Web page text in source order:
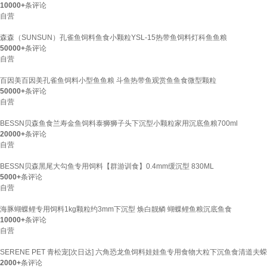
10000+条评论
自营
森森（SUNSUN）孔雀鱼饲料鱼食小颗粒YSL-15热带鱼饲料灯科鱼鱼粮
50000+条评论
自营
百因美百因美孔雀鱼饲料小型鱼鱼粮 斗鱼热带鱼观赏鱼鱼食微型颗粒
50000+条评论
自营
BESSN贝森鱼食兰寿金鱼饲料泰狮狮子头下沉型小颗粒家用沉底鱼粮700ml
20000+条评论
自营
BESSN贝森黑尾大勾鱼专用饲料【群游训食】0.4mm缓沉型 830ML
5000+条评论
自营
海豚蝴蝶鲤专用饲料1kg颗粒约3mm下沉型 焕白靓鳞 蝴蝶鲤鱼粮沉底鱼食
10000+条评论
自营
SERENE PET 青松宠[次日达] 六角恐龙鱼饲料娃娃鱼专用食物大粒下沉鱼食清道夫
2000+条评论